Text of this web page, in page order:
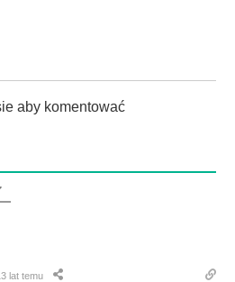
aby komentować
lat temu